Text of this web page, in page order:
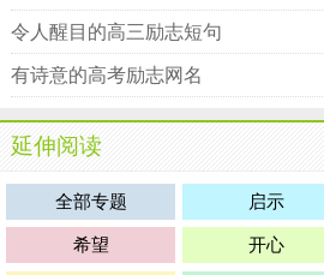
令人醒目的高三励志短句
有诗意的高考励志网名
延伸阅读
全部专题 启示
希望 开心